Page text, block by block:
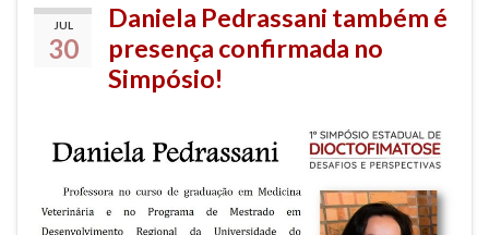
JUL
30
Daniela Pedrassani também é
presença confirmada no
Simpósio!